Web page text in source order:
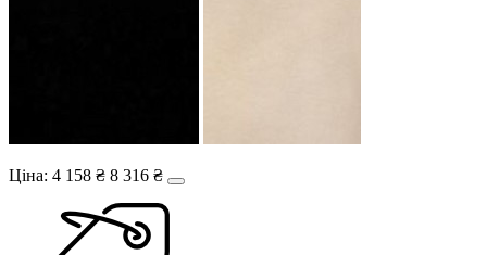
Ціна: 4 158 ₴ 8 316 ₴